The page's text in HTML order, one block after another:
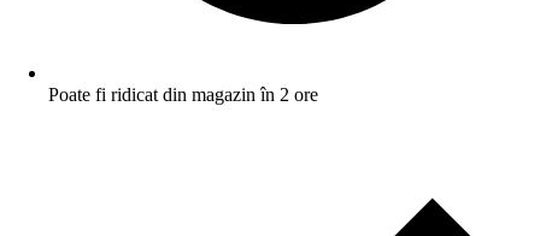
Poate fi ridicat din magazin în 2 ore